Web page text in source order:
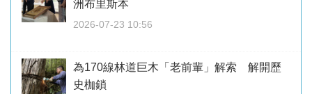
洲布里斯本
2026-07-23 10:56
為170線林道巨木「老前輩」解索 解開歷
史枷鎖